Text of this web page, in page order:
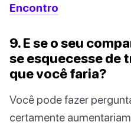
Encontro
9. E se o seu
se esquecesse de
que você faria?
Você pode fazer
certamente